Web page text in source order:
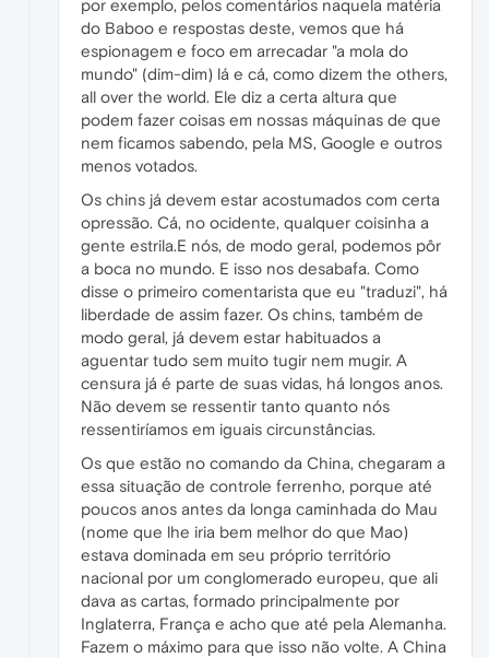
por exemplo, pelos comentários naquela matéria
do Baboo e respostas deste, vemos que há
espionagem e foco em arrecadar "a mola do
mundo" (dim-dim) lá e cá, como dizem the others,
all over the world. Ele diz a certa altura que
podem fazer coisas em nossas máquinas de que
nem ficamos sabendo, pela MS, Google e outros
menos votados.
Os chins já devem estar acostumados com certa
opressão. Cá, no ocidente, qualquer coisinha a
gente estrila.E nós, de modo geral, podemos pôr
a boca no mundo. E isso nos desabafa. Como
disse o primeiro comentarista que eu "traduzi", há
liberdade de assim fazer. Os chins, também de
modo geral, já devem estar habituados a
aguentar tudo sem muito tugir nem mugir. A
censura já é parte de suas vidas, há longos anos.
Não devem se ressentir tanto quanto nós
ressentiríamos em iguais circunstâncias.
Os que estão no comando da China, chegaram a
essa situação de controle ferrenho, porque até
poucos anos antes da longa caminhada do Mau
(nome que lhe iria bem melhor do que Mao)
estava dominada em seu próprio território
nacional por um conglomerado europeu, que ali
dava as cartas, formado principalmente por
Inglaterra, França e acho que até pela Alemanha.
Fazem o máximo para que isso não volte. A China